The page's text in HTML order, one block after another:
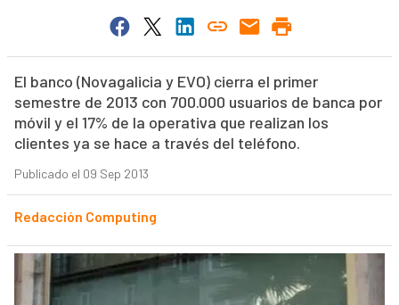
El banco (Novagalicia y EVO) cierra el primer
semestre de 2013 con 700.000 usuarios de banca por
móvil y el 17% de la operativa que realizan los
clientes ya se hace a través del teléfono.
Publicado el 09 Sep 2013
Redacción Computing